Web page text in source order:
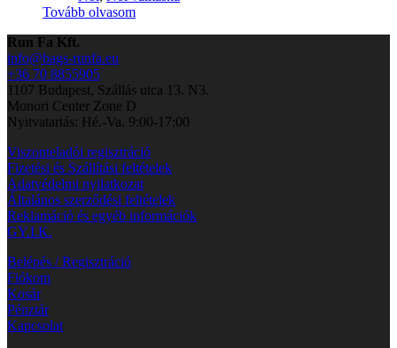
Tovább olvasom
Run Fa Kft.
info@bags-runfa.eu
+36 70 8855905
1107 Budapest, Szállás utca 13. N3.
Monori Center Zone D
Nyitvatartás: Hé.-Va. 9:00-17:00
Viszonteladói regisztráció
Fizetési és Szállítási feltételek
Adatvédelmi nyilatkozat
Általános szerződési feltételek
Reklamáció és egyéb információk
GY.I.K.
Belépés / Regisztráció
Fiókom
Kosár
Pénztár
Kapcsolat